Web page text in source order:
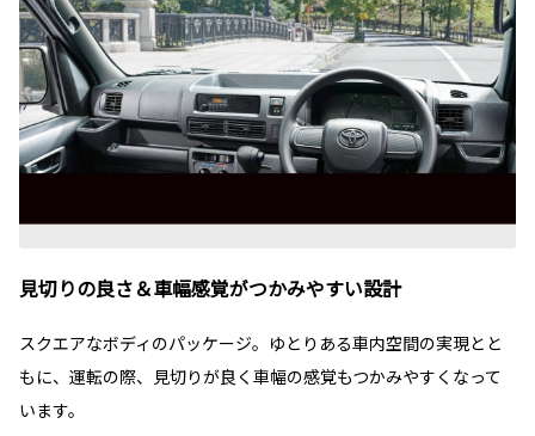
見切りの良さ＆車幅感覚がつかみやすい設計
スクエアなボディのパッケージ。ゆとりある車内空間の実現とと
もに、運転の際、見切りが良く車幅の感覚もつかみやすくなって
います。